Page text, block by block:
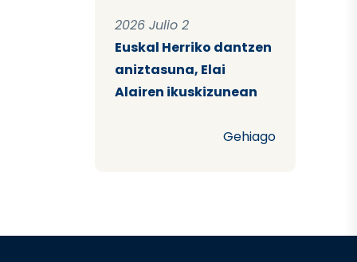
2026 Julio 2
Euskal Herriko dantzen
aniztasuna, Elai
Alairen ikuskizunean
Gehiago